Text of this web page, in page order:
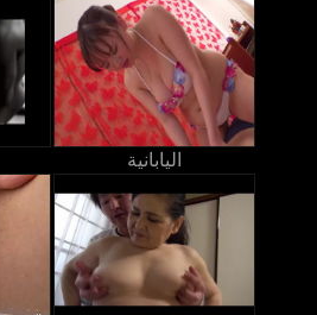
اليابانية